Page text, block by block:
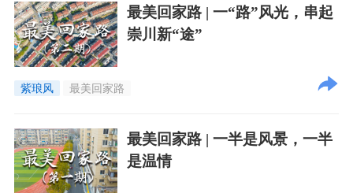
最美回家路 | 一“路”风光，串起
崇川新“途”
紫琅风 最美回家路
最美回家路 | 一半是风景，一半
是温情